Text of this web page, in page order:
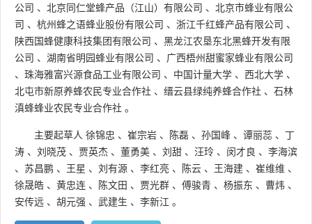
公司 、 北京同仁堂蜂产品（江山）有限公司 、 北京市蜂业有限公
司 、 杭州蜂之语蜂业股份有限公司 、 浙江千红蜂产品有限公司 、
陕西国蜂健康科技集团有限公司 、 黑龙江农垦东北黑蜂开发有限
公司 、 湖南省明园蜂业有限公司 、 广西梧州甜蜜家蜂业有限公司
、 珠海雅富兴源食品工业有限公司 、 中国计量大学 、 西北大学 、
北屯市新原养蜂农民专业合作社 、 缙云县绿纯养蜂合作社 、 石林
滇蜂蜂业农民专业合作社 。
主要起草人 徐锦忠 、 崔宗岩 、 陈磊 、 孙国峰 、 谭丽蕊 、 丁
涛 、 刘晓茂 、 贾英杰 、 董勇美 、 刘甜 、 汪玲 、 闵才良 、 李海滨
、 苏昌鹏 、 王星 、 刘有源 、 李红亮 、 陈云 、 王海建 、 崔维维 、
徐晟皓 、 黄忠连 、 陈文田 、 贾光群 、 傅骏青 、 杨振东 、 曹炜 、
安传远 、 胡元强 、 武建生 、 李新江 。